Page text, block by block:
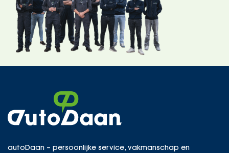
autoDaan – persoonlijke service, vakmanschap en